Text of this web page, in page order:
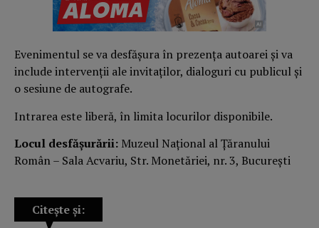
Evenimentul se va desfășura în prezența autoarei și va
include intervenții ale invitaților, dialoguri cu publicul și
o sesiune de autografe.
Intrarea este liberă, în limita locurilor disponibile.
Locul desfășurării: Muzeul Național al Țăranului
Român – Sala Acvariu, Str. Monetăriei, nr. 3, București
Citește și: